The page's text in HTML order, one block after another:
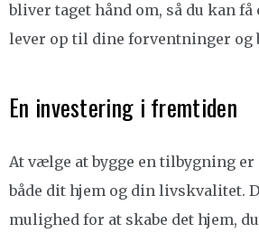
bliver taget hånd om, så du kan
lever op til dine forventninger og
En investering i fremtiden
At vælge at bygge en tilbygning
både dit hjem og din livskvalitet.
mulighed for at skabe det hjem,